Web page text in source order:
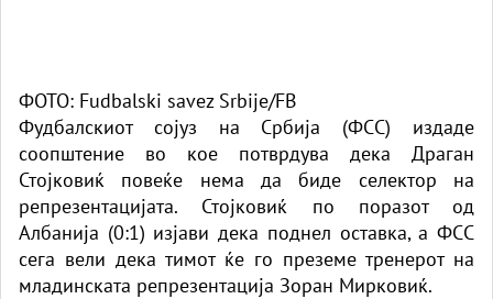
ФОТО: Fudbalski savez Srbije/FB
Фудбалскиот сојуз на Србија (ФСС) издаде
соопштение во кое потврдува дека Драган
Стојковиќ повеќе нема да биде селектор на
репрезентацијата. Стојковиќ по поразот од
Албанија (0:1) изјави дека поднел оставка, а ФСС
сега вели дека тимот ќе го преземе тренерот на
младинската репрезентација Зоран Мирковиќ.